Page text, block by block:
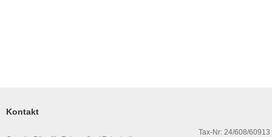
Kontakt
Tax-Nr: 24/608/60913